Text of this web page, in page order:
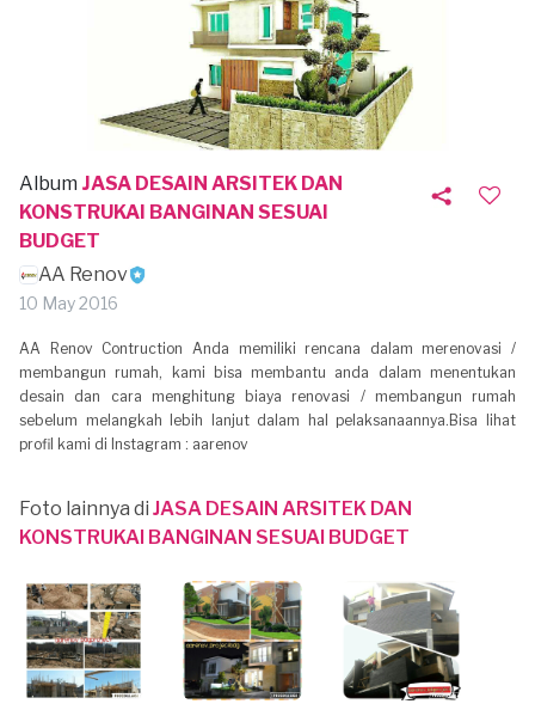
Album JASA DESAIN ARSITEK DAN
KONSTRUKAI BANGINAN SESUAI
BUDGET
AA Renov
10 May 2016
AA Renov Contruction Anda memiliki rencana dalam merenovasi /
membangun rumah, kami bisa membantu anda dalam menentukan
desain dan cara menghitung biaya renovasi / membangun rumah
sebelum melangkah lebih lanjut dalam hal pelaksanaannya.Bisa lihat
profil kami di Instagram : aarenov
Foto lainnya di JASA DESAIN ARSITEK DAN
KONSTRUKAI BANGINAN SESUAI BUDGET